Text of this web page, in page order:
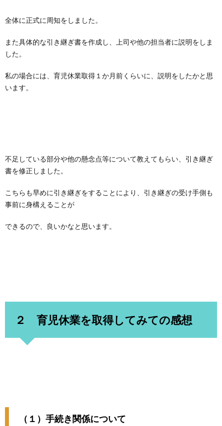
全体に正式に周知をしました。
また具体的な引き継ぎ書を作成し、上司や他の担当者に説明をしま
した。
私の場合には、育児休業取得１か月前くらいに、説明をしたかと思
います。
不足している部分や他の懸念点等について教えてもらい、引き継ぎ
書を修正しました。
こちらも早めに引き継ぎをすることにより、引き継ぎの受け手側も
事前に身構えることが
できるので、良いかなと思います。
２ 育児休業を取得してみての感想
（１）手続き関係について